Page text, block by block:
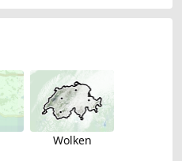
Wolken